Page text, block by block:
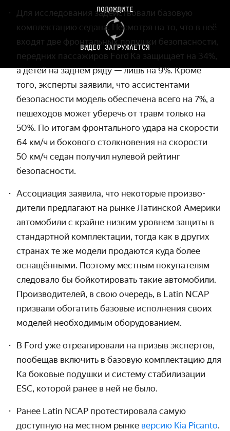
ПОДОЖДИТЕ
ВИДЕО ЗАГРУЖАЕТСЯ
Для исследования задействовали базовую
комплектацию седана. Несмотря на то, что в неё
входят две фронтальных подушки безопасности,
передних пассажиров Ford Ka защищает на 34%,
а детей на заднем ряду — лишь на 9%. Кроме
того, эксперты заявили, что ассистентами
безопас­ности модель обеспечена всего на 7%, а
пешеходов может уберечь от травм только на
50%. По итогам фронталь­ного удара на скорости
64 км/ч и бокового столкно­вения на скорости
50 км/ч седан получил нулевой рейтинг
безопасности.
Ассоциация заявила, что некоторые произво­
дители предлагают на рынке Латинской Америки
авто­мобили с крайне низким уровнем защиты в
стан­дартной комп­лектации, тогда как в других
странах те же модели продаются куда более
оснащёнными. Поэтому местным покупателям
следовало бы бойкотировать такие авто­мобили.
Произво­дителей, в свою очередь, в Latin NCAP
призвали обогатить базовые испол­нения своих
моделей необходимым оборудованием.
В Ford уже отреагировали на призыв экспертов,
пообещав включить в базовую комп­лектацию для
Ka боковые подушки и систему стабилизации
ESC, которой ранее в ней не было.
Ранее Latin NCAP протестировала самую
доступную на местном рынке версию Kia Picanto.